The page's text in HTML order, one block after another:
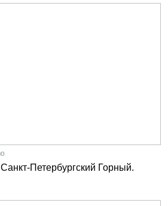
Петербургский Горный.